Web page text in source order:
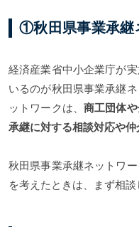
①秋田県事業承継
経済産業省中小企業庁が
いるのが秋田県事業承継
ットワークは、商工団体
承継に対する相談対応や
秋田県事業承継ネットワ
を考えたときは、まず相談